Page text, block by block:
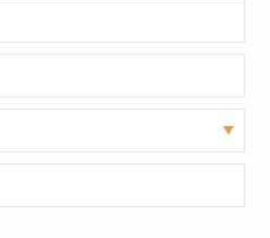
謝疾病，會導致骨質密度
度降低，因此變得更脆
最終導致骨折。
有疾病檢測或疫苗接種，
齡、病史以及出現的症狀
會在不同階段改變，但應
從今天起積極關注個人健